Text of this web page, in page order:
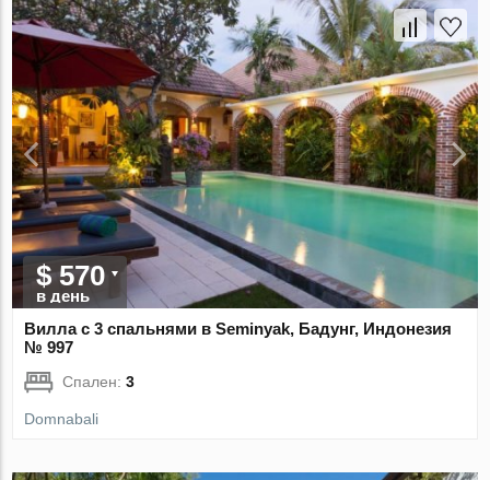
$ 570
в день
Вилла с 3 спальнями в Seminyak, Бадунг, Индонезия
№ 997
Спален:3
Domnabali